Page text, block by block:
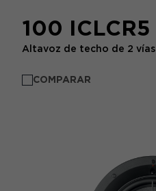
100 ICLCR5
Altavoz de techo de 2 vías
COMPARAR